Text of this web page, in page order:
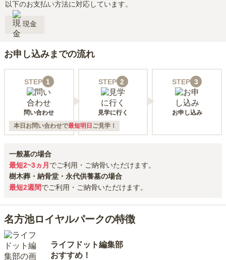
以下のお支払い方法に対応しています。
現金
お申し込みまでの流れ
STEP 1
問い合わせ
STEP 2
見学に行く
STEP 3
お申し込み
本日お問い合わせで最短明日 ご見学！
一般墓の場合
最短2~3ヵ月 でご利用・ご納骨いただけます。
樹木葬・納骨堂・永代供養墓の場合
最短2週間でご利用・ご納骨いただけます。
名方池ロイヤルパークの特徴
ライフドット編集部
おすすめ！